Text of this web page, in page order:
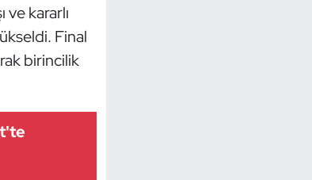
kararlı
Final
birincilik